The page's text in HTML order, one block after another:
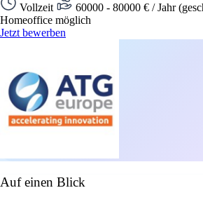
Vollzeit 60000 - 80000 € / Jahr
Homeoffice möglich
Jetzt bewerben
Auf einen Blick